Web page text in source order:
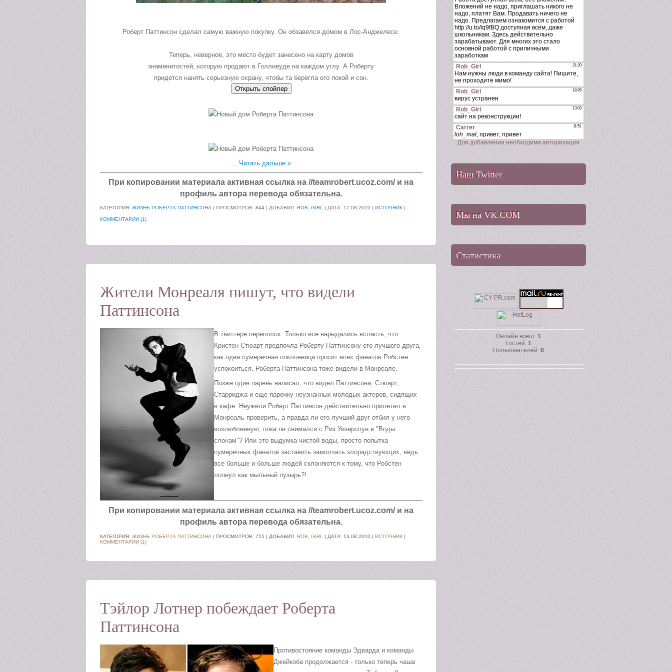
Роберт Паттинсон сделал самую важную покупку. Он обзавелся домом в Лос-Анджелесе.
Теперь, неверное, это место будет занесено на карту домов
знаменитостей, которую продают в Голливуде на каждом углу. А Роберту
придется нанять серьезную охрану, чтобы та берегла его покой и сон.
... Читать дальше »
При копировании материала активная ссылка на //teamrobert.ucoz.com/ и на
профиль автора перевода обязательна.
КАТЕГОРИЯ: ЖИЗНЬ РОБЕРТА ПАТТИНСОНА | ПРОСМОТРОВ: 844 | ДОБАВИЛ: ROB_GIRL | ДАТА: 17.08.2010 | ИСТОЧНИК |
КОММЕНТАРИИ (1)
Жители Монреаля пишут, что видели
Паттинсона
В твиттере переполох. Только все нарыдались всласть, что
Кристен Стюарт предпочла Роберту Паттинсону его лучшего друга,
как одна сумеречная поклонница просит всех фанатов Робстен
успокоиться. Роберта Паттинсона тоже видели в Монреале.
Позже один парень написал, что видел Паттинсона, Стюарт,
Старриджа и еще парочку неузнанных молодых актеров, сидящих
в кафе. Неужели Роберт Паттинсон действительно прилетел в
Монреаль проверить, а правда ли его лучший друг отбил у него
возлюбленную, пока он снимался с Риз Уизерспун в "Воды
слонам"? Или это выдумка чистой воды, просто попытка
сумеречных фанатов заставить замолчать злорадствующих, ведь
все больше и больше людей склоняются к тому, что Робстен
лопнул как мыльный пузырь?!
При копировании материала активная ссылка на //teamrobert.ucoz.com/ и на
профиль автора перевода обязательна.
КАТЕГОРИЯ: ЖИЗНЬ РОБЕРТА ПАТТИНСОНА | ПРОСМОТРОВ: 755 | ДОБАВИЛ: ROB_GIRL | ДАТА: 13.08.2010 | ИСТОЧНИК |
КОММЕНТАРИИ (1)
Тэйлор Лотнер побеждает Роберта
Паттинсона
Противостояние команды Эдварда и команды
Джейкоба продолжается - только теперь чаша
Для добавления необходима авторизация
Наш Twitter
Мы на VK.COM
Статистика
Онлайн всего: 1
Гостей: 1
Пользователей: 0